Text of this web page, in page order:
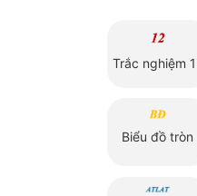
Trắc nghiệm
Biểu đồ tròn